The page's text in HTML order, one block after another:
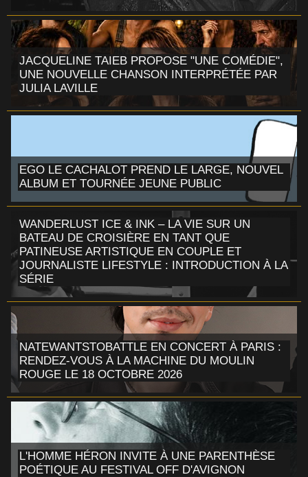
JACQUELINE TAIEB PROPOSE "UNE COMÉDIE",
UNE NOUVELLE CHANSON INTERPRÉTÉE PAR
JULIA LAVILLE
EGO LE CACHALOT PREND LE LARGE, NOUVEL
ALBUM ET TOURNÉE JEUNE PUBLIC
WANDERLUST ICE & INK – LA VIE SUR UN
BATEAU DE CROISIÈRE EN TANT QUE
PATINEUSE ARTISTIQUE EN COUPLE ET
JOURNALISTE LIFESTYLE : INTRODUCTION À LA
SÉRIE
NATEWANTSTOBATTLE EN CONCERT À PARIS :
RENDEZ-VOUS À LA MACHINE DU MOULIN
ROUGE LE 18 OCTOBRE 2026
L'HOMME HÉRON INVITE À UNE PARENTHÈSE
POÉTIQUE AU FESTIVAL OFF D'AVIGNON